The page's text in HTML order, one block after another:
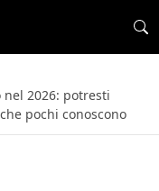
2026: potresti
pochi conoscono